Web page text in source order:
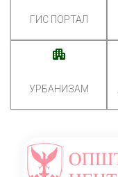
ГИС ПОРТАЛ
УРБАНИЗАМ